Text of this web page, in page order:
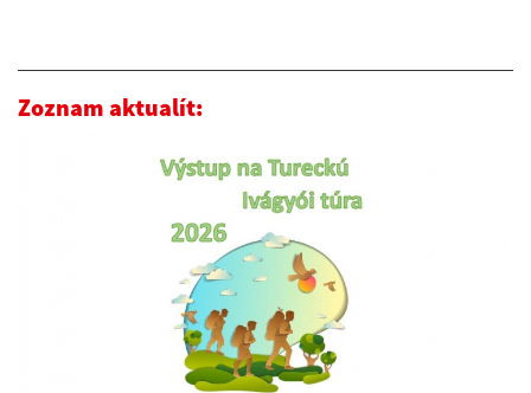
Zoznam aktualít: